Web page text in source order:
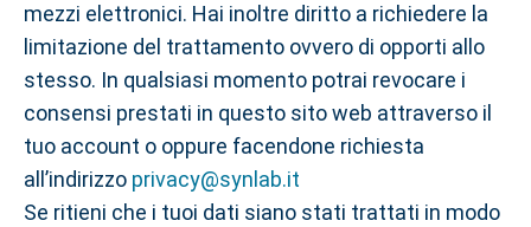
mezzi elettronici. Hai inoltre diritto a richiedere la
limitazione del trattamento ovvero di opporti allo
stesso. In qualsiasi momento potrai revocare i
consensi prestati in questo sito web attraverso il
tuo account o oppure facendone richiesta
all’indirizzo privacy@synlab.it
Se ritieni che i tuoi dati siano stati trattati in modo